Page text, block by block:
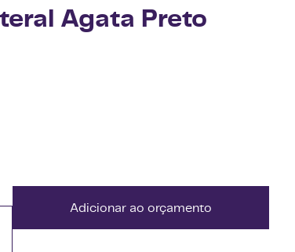
Agata Preto
Adicionar ao orçamento